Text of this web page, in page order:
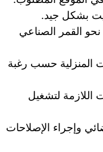
بشكل جيد.
القمر الصناعي
المنزلية حسب رغبة
اللازمة لتشغيل
وإجراء الإصلاحات